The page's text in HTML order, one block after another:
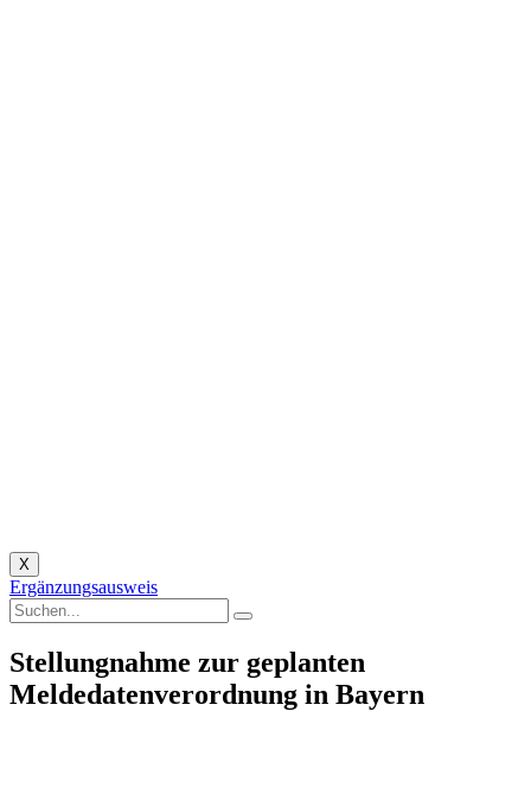
X
Ergänzungsausweis
Stellungnahme zur geplanten
Meldedatenverordnung in Bayern